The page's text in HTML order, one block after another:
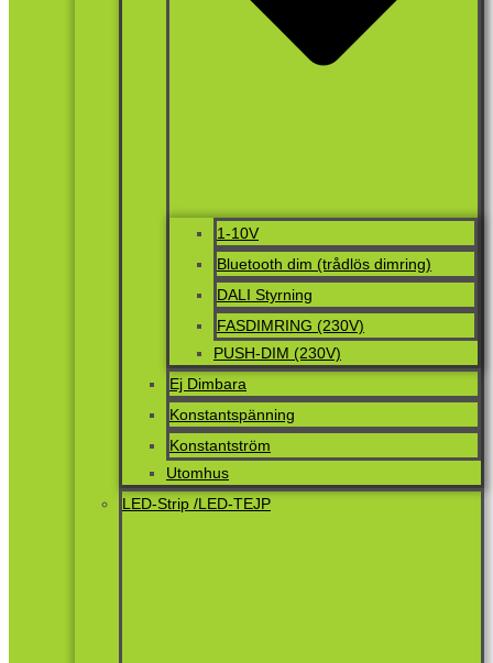
1-10V
Bluetooth dim (trådlös dimring)
DALI Styrning
FASDIMRING (230V)
PUSH-DIM (230V)
Ej Dimbara
Konstantspänning
Konstantström
Utomhus
LED-Strip /LED-TEJP